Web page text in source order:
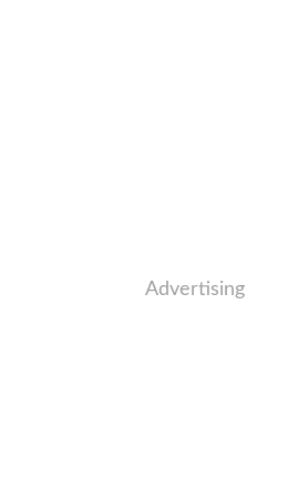
Advertising